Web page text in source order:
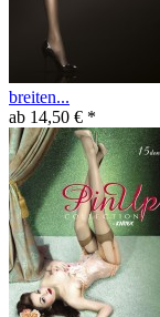
breiten...
ab 14,50 € *